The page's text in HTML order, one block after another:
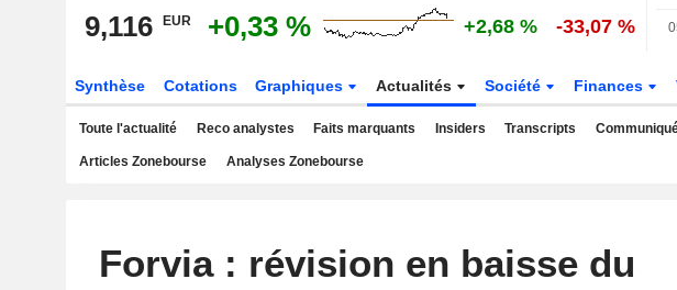
9,116 EUR +0,33 % +2,68 % -33,07 %
Synthèse Cotations Graphiques Actualités Société Finances
Toute l'actualité Reco analystes Faits marquants Insiders Transcripts
Articles Zonebourse Analyses Zonebourse
Forvia : révision en baisse du